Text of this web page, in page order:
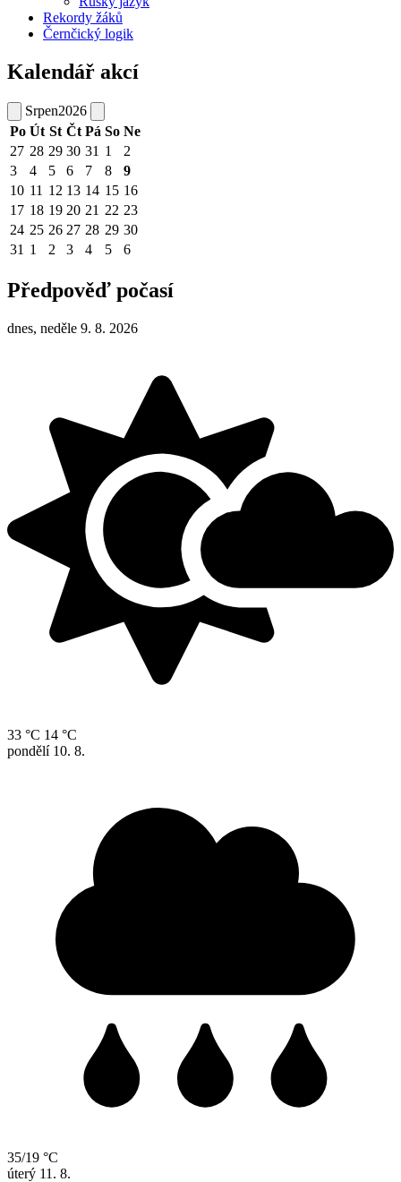
Rekordy žáků
Černčický logik
Kalendář akcí
Srpen2026
Po Út St Čt Pá So Ne
27 28 29 30 31 1
2
3
4 5 6 7 8
9
10 11 12 13 14 15 16
17 18 19 20 21 22 23
24 25 26 27 28 29 30
31 1 2 3 4 5 6
Předpověď počasí
dnes, neděle 9. 8. 2026
33 °C 14 °C
pondělí 10. 8.
35/19 °C
úterý 11. 8.